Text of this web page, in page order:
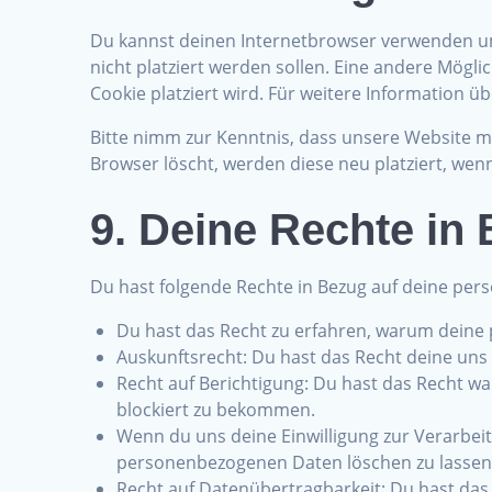
Du kannst deinen Internetbrowser verwenden
nicht platziert werden sollen. Eine andere
Cookie platziert wird. Für weitere Information
Bitte nimm zur Kenntnis, dass unsere Website
Browser löscht, werden diese neu platziert,
9. Deine Rechte in
Du hast folgende Rechte in Bezug auf deine
Du hast das Recht zu erfahren, warum
Auskunftsrecht: Du hast das Recht deine
Recht auf Berichtigung: Du hast das Recht
blockiert zu bekommen.
Wenn du uns deine Einwilligung zur
personenbezogenen Daten löschen zu